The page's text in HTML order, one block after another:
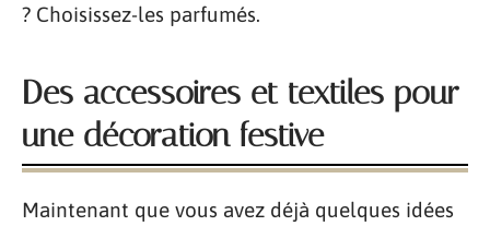
? Choisissez-les parfumés.
Des accessoires et textiles pour
une décoration festive
Maintenant que vous avez déjà quelques idées